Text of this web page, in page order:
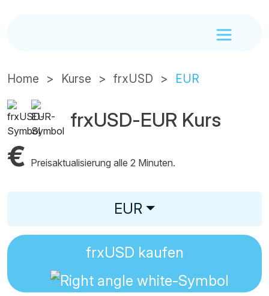
Home Kurse frxUSD EUR
frxUSD-EUR Kurs
€ Preisaktualisierung alle 2 Minuten.
EUR
frxUSD kaufen